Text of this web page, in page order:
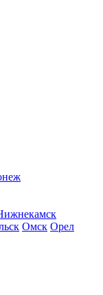
Омск Орел